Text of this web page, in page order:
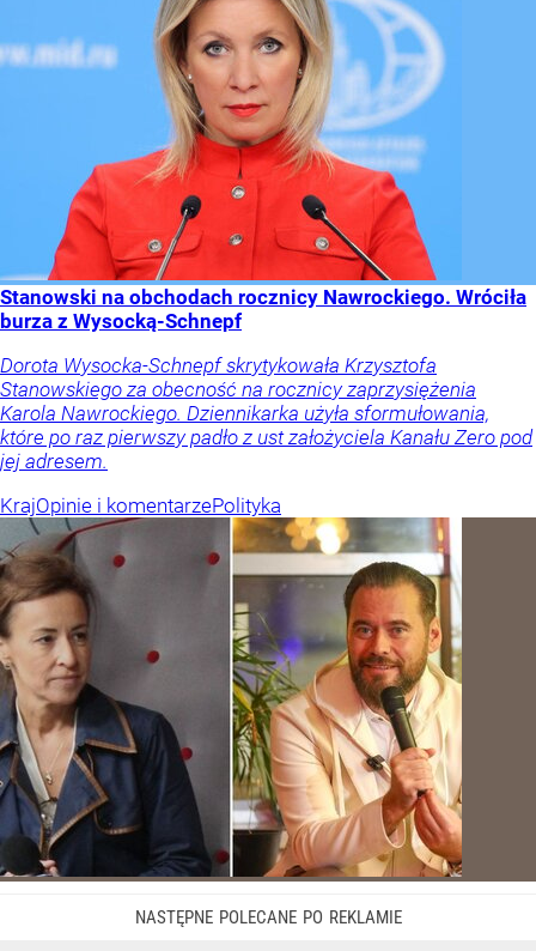
Stanowski na obchodach rocznicy Nawrockiego. Wróciła
burza z Wysocką-Schnepf
Dorota Wysocka-Schnepf skrytykowała Krzysztofa
Stanowskiego za obecność na rocznicy zaprzysiężenia
Karola Nawrockiego. Dziennikarka użyła sformułowania,
które po raz pierwszy padło z ust założyciela Kanału Zero pod
jej adresem.
KrajOpinie i komentarzePolityka